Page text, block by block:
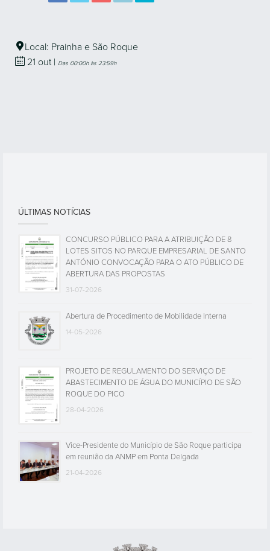
Local: Prainha e São Roque
21 out| Das 00:00h às 23:59h
ÚLTIMAS NOTÍCIAS
CONCURSO PÚBLICO PARA A ATRIBUIÇÃO DE 8
LOTES SITOS NO PARQUE EMPRESARIAL DE SANTO
ANTÓNIO CONVOCAÇÃO PARA O ATO PÚBLICO DE
ABERTURA DAS PROPOSTAS
31-07-2026
Abertura de Procedimento de Mobilidade Interna
14-05-2026
PROJETO DE REGULAMENTO DO SERVIÇO DE
ABASTECIMENTO DE ÁGUA DO MUNICÍPIO DE SÃO
ROQUE DO PICO
28-04-2026
Vice-Presidente do Município de São Roque participa
em reunião da ANMP em Ponta Delgada
21-04-2026